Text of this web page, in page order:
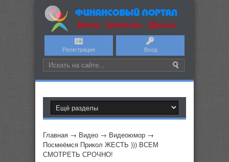
Регистрация Вход
Главная → Видео → Видеоюмор →
Посмеёмся Прикол ЖЕСТЬ ))) ВСЕМ
СМОТРЕТЬ СРОЧНО!